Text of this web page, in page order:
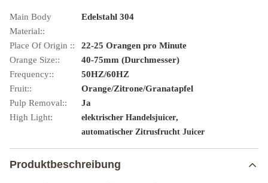
Main Body
Material::
Edelstahl 304
Place Of Origin ::
22-25 Orangen pro Minute
Orange Size::
40-75mm (Durchmesser)
Frequency::
50HZ/60HZ
Fruit::
Orange/Zitrone/Granatapfel
Pulp Removal::
Ja
High Light:
elektrischer Handelsjuicer,
automatischer Zitrusfrucht Juicer
Produktbeschreibung